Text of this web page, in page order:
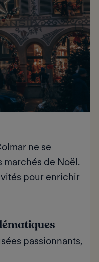
ne se
marchés de Noël.
pour enrichir
passionnants,